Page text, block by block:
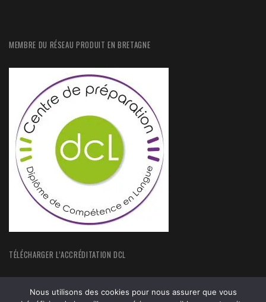
MEMBRE DU RÉSEAU PRODUIT EN BRETAGNE
TÉLÉCHARGER L’ACCRÉDITATION DCL
Nous utilisons des cookies pour nous assurer que vous